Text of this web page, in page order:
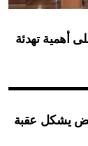
أهمية تهدئة
يشكل عقبة